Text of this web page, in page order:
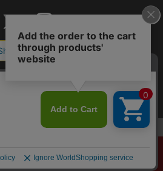
Co., Ltd.All rights Reserved.